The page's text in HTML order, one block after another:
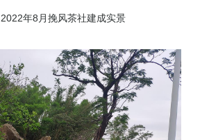
2022年8月挽风茶社建成实景